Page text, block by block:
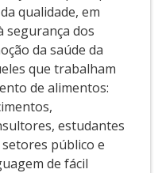
qualidade, em
segurança dos
da saúde da
que trabalham
de alimentos:
estudantes
público e
de fácil